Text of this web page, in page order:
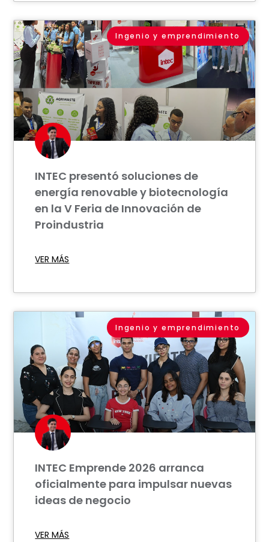
Ingenio y emprendimiento
INTEC presentó soluciones de
energía renovable y biotecnología
en la V Feria de Innovación de
Proindustria
VER MÁS
Ingenio y emprendimiento
INTEC Emprende 2026 arranca
oficialmente para impulsar nuevas
ideas de negocio
VER MÁS